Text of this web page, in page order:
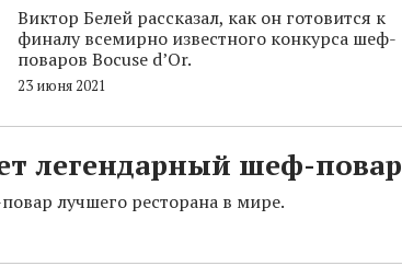
Виктор Белей рассказал, как он готовится к
финалу всемирно известного конкурса шеф-
поваров Bocuse d’Or.
23 июня 2021
легендарный шеф-повар
лучшего ресторана в мире.